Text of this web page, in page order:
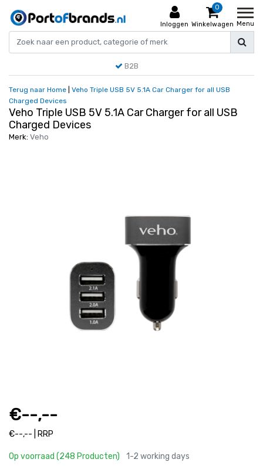
Inloggen
0
Winkelwagen Menu
B2B
Terug naar Home
Veho Triple USB 5V 5.1A Car Charger for all USB
Charged Devices
Veho Triple USB 5V 5.1A Car Charger for all USB
Charged Devices
Merk: Veho
€--,--
€--,-- | RRP
Op voorraad (248 Producten) 1-2 working days